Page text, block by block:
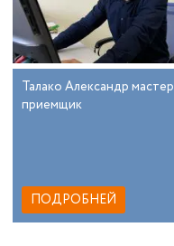
Талако Александр мастер
приемщик
ПОДРОБНЕЙ